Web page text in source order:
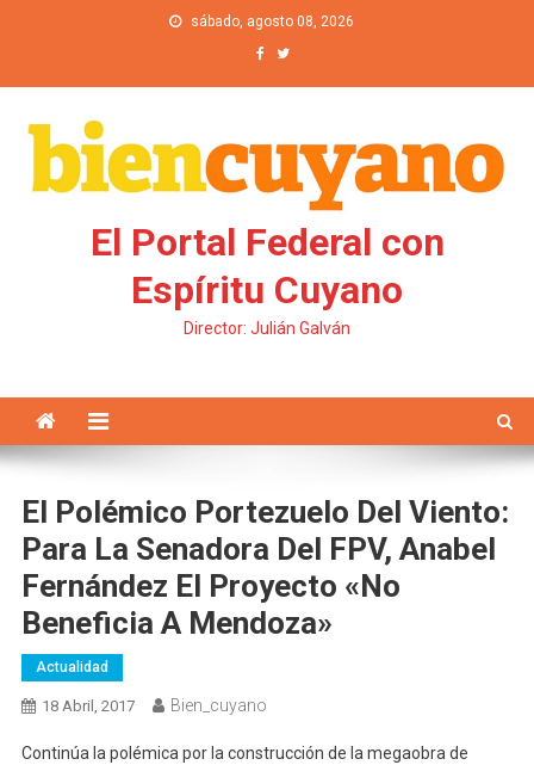
sábado, agosto 08, 2026
El Portal Federal con
Espíritu Cuyano
Director: Julián Galván
El Polémico Portezuelo Del Viento:
Para La Senadora Del FPV, Anabel
Fernández El Proyecto «no
Beneficia A Mendoza»
Actualidad
18 Abril, 2017 Bien_cuyano
Continúa la polémica por la construcción de la megaobra de